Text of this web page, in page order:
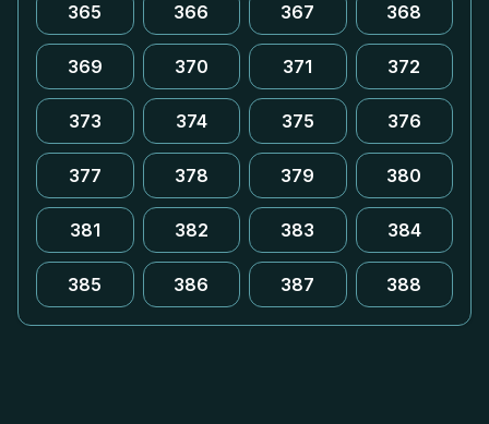
365 366 367 368
369 370 371 372
373 374 375 376
377 378 379 380
381 382 383 384
385 386 387 388